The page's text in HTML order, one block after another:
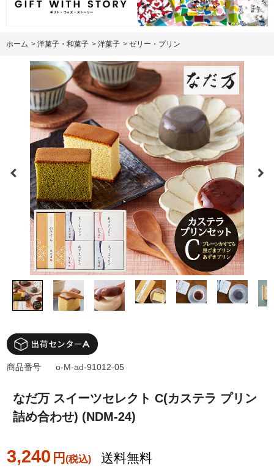
ホーム > 洋菓子・和菓子 > 洋菓子 > ゼリー・プリン
なだ万 スイーツセレクト C(カステラ プリン
詰め合わせ) (NDM-24)
3,240 円 送料無料
商品番号 o-M-ad-91012-05